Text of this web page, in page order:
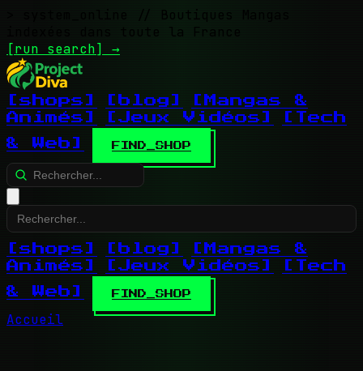
// Boutiques Mangas
indexées dans toute la France
[run search] →
[shops] [blog]
[Mangas &
Animés]
[Jeux Vidéos]
[Tech
& Web]
FIND_SHOP
[shops] [blog]
[Mangas &
Animés]
[Jeux Vidéos]
[Tech
& Web]
FIND_SHOP
Accueil